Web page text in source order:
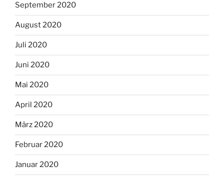
September 2020
August 2020
Juli 2020
Juni 2020
Mai 2020
April 2020
März 2020
Februar 2020
Januar 2020